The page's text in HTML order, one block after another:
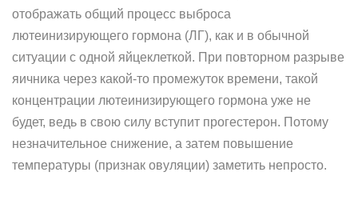
отображать общий процесс выброса
лютеинизирующего гормона (ЛГ), как и в обычной
ситуации с одной яйцеклеткой. При повторном разрыве
яичника через какой-то промежуток времени, такой
концентрации лютеинизирующего гормона уже не
будет, ведь в свою силу вступит прогестерон. Потому
незначительное снижение, а затем повышение
температуры (признак овуляции) заметить непросто.